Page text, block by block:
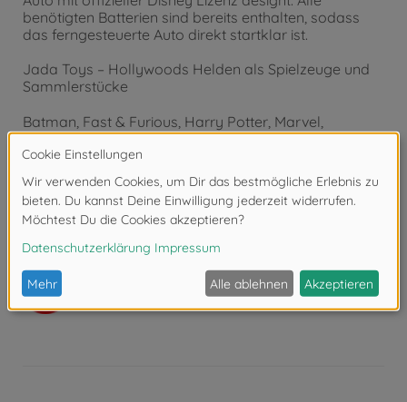
benötigten Batterien sind bereits enthalten, sodass
das ferngesteuerte Auto direkt startklar ist.
Jada Toys – Hollywoods Helden als Spielzeuge und
Sammlerstücke
Batman, Fast & Furious, Harry Potter, Marvel,
Minecraft oder Transformers: Mit Jada Toys holst du
dir bekannte Hollywood-Größen als detailgetreue
Nachbildungen von Filmfiguren und -autos in dein
Wohnzimmer. Als führender Hersteller von Hollywood
Actionfiguren und Modellautos kreieren wir seit über
20 Jahren hochwertige, detaillierte Sammlerstücke für
Kinder und Erwachsene.
Nicht geeignet für Kinder unter 3
Jahren. Erstickungsgefahr durch Kleinteile.